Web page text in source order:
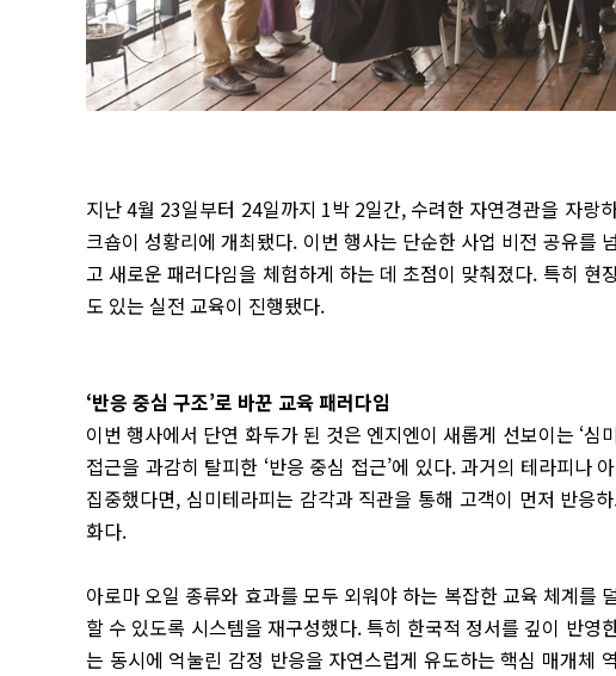
지난 4월 23일부터 24일까지 1박 2일간, 수려한 자연경관을 자랑
크숍이 성황리에 개최됐다. 이번 행사는 단순한 사업 비전 공유를
고 새로운 패러다임을 체험하게 하는 데 초점이 맞춰졌다. 특히 현
도 있는 실전 교육이 진행됐다.
‘반응 중심 구조’로 바꾼 교육 패러다임
이번 행사에서 단연 화두가 된 것은 엔지엔이 새롭게 선보이는 ‘
접근을 과감히 탈피한 ‘반응 중심 접근’에 있다. 과거의 테라피나
집중했다면, 심미테라피는 감각과 직관을 통해 고객이 먼저 반응
화다.
아로마 오일 종류와 효과를 모두 외워야 하는 복잡한 교육 체계를
할 수 있도록 시스템을 재구성했다. 특히 한국적 정서를 깊이 반
는 동시에 억눌린 감정 반응을 자연스럽게 유도하는 핵심 매개체